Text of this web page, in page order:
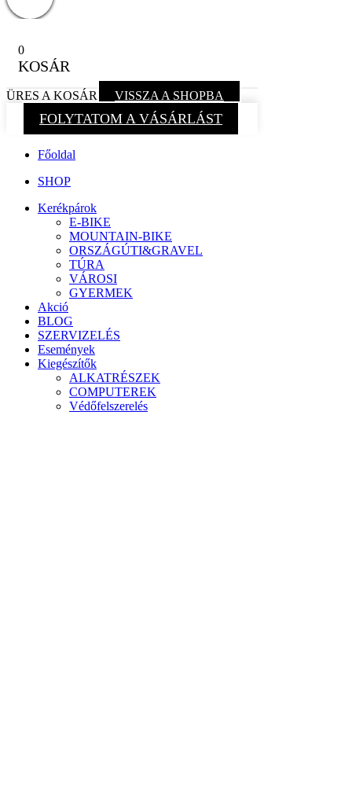
0
KOSÁR
ÜRES A KOSÁR VISSZA A SHOPBA
FOLYTATOM A VÁSÁRLÁST
Főoldal
SHOP
Kerékpárok
E-BIKE
MOUNTAIN-BIKE
ORSZÁGÚTI&GRAVEL
TÚRA
VÁROSI
GYERMEK
Akció
BLOG
SZERVIZELÉS
Események
Kiegészítők
ALKATRÉSZEK
COMPUTEREK
Védőfelszerelés